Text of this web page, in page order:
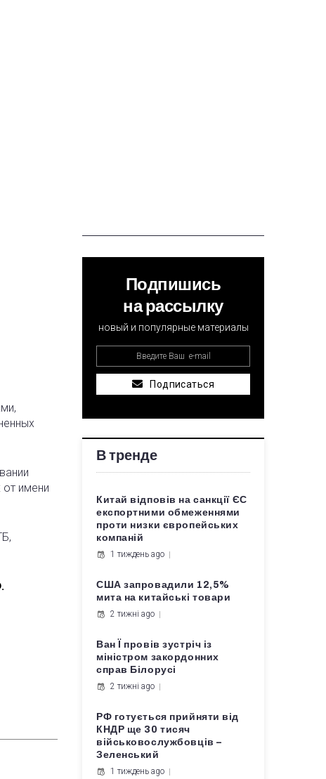
имени
Подпишись
на рассылку
новый и популярные материалы
Подписаться
В тренде
Китай відповів на санкції ЄС
експортними обмеженнями
проти низки європейських
компаній
1 тиждень ago
США запровадили 12,5%
мита на китайські товари
2 тижні ago
Ван Ї провів зустріч із
міністром закордонних
справ Білорусі
2 тижні ago
РФ готується прийняти від
КНДР ще 30 тисяч
військовослужбовців –
Зеленський
1 тиждень ago